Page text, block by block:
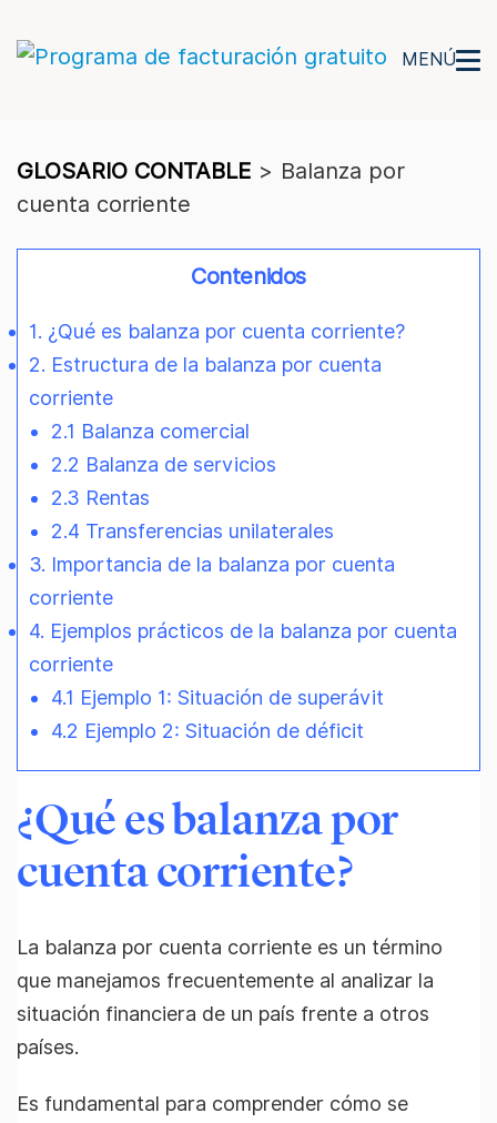
MENÚ
GLOSARIO CONTABLE > Balanza por
cuenta corriente
Contenidos
1. ¿Qué es balanza por cuenta corriente?
2. Estructura de la balanza por cuenta
corriente
2.1 Balanza comercial
2.2 Balanza de servicios
2.3 Rentas
2.4 Transferencias unilaterales
3. Importancia de la balanza por cuenta
corriente
4. Ejemplos prácticos de la balanza por cuenta
corriente
4.1 Ejemplo 1: Situación de superávit
4.2 Ejemplo 2: Situación de déficit
¿Qué es balanza por
cuenta corriente?
La balanza por cuenta corriente es un término
que manejamos frecuentemente al analizar la
situación financiera de un país frente a otros
países.
Es fundamental para comprender cómo se